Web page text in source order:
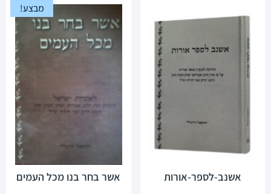
אשנב-לספר-אורות
מבצע!
אשר בחר בנו מכל העמים